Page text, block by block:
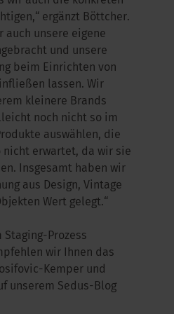
ergänzt Böttcher.
auch unsere eigene
und unsere
beim Einrichten von
lassen. Wir
kleinere Brands
noch nicht so im
auswählen, die
nicht erwartet, da wir sie
Insgesamt haben wir
aus Design, Vintage
Wert gelegt.“
Staging-Prozess
wir Ihnen das
Kemper und
unserem Sedus-Blog